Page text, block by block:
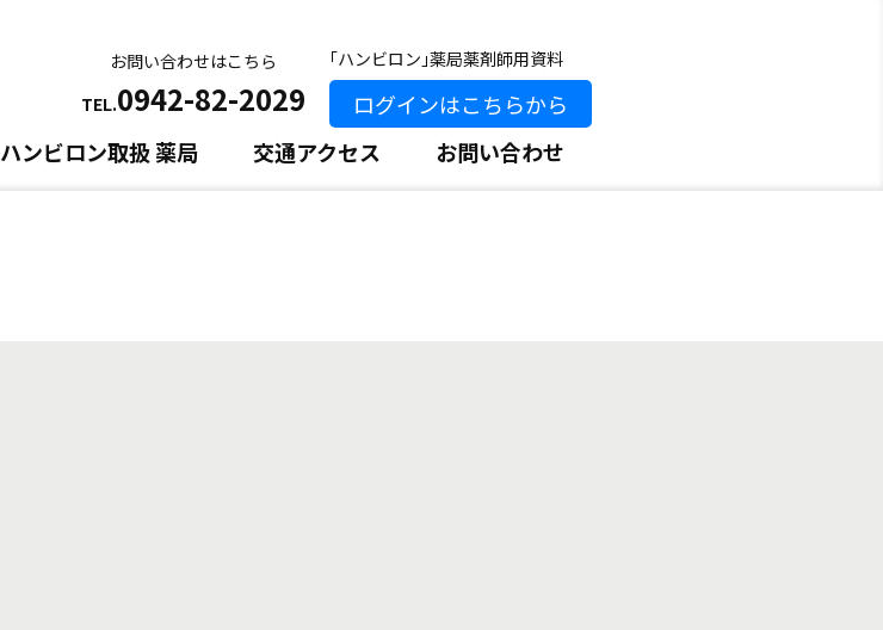
お問い合わせはこちら
TEL.0942-82-2029
｢ハンビロン｣薬局薬剤師用資料
ログインはこちらから
ハンビロン取扱 薬局 交通アクセス お問い合わせ